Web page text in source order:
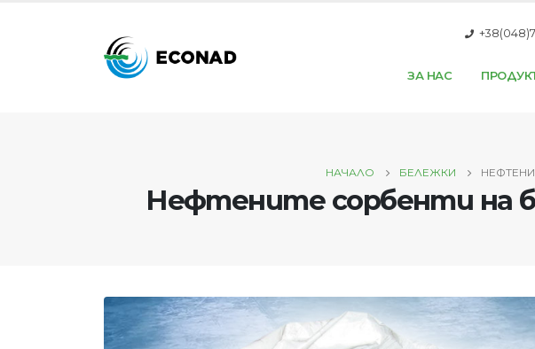
ЗА НАС
НАЧАЛО БЕЛЕЖКИ
Нефтените сорбенти на